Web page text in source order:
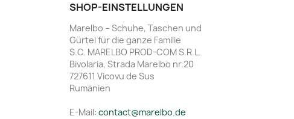
SHOP-EINSTELLUNGEN
Marelbo – Schuhe, Taschen und
Gürtel für die ganze Familie
S.C. MARELBO PROD-COM S.R.L.
Bivolaria, Strada Marelbo nr.20
727611 Vicovu de Sus
Rumänien
E-Mail: contact@marelbo.de